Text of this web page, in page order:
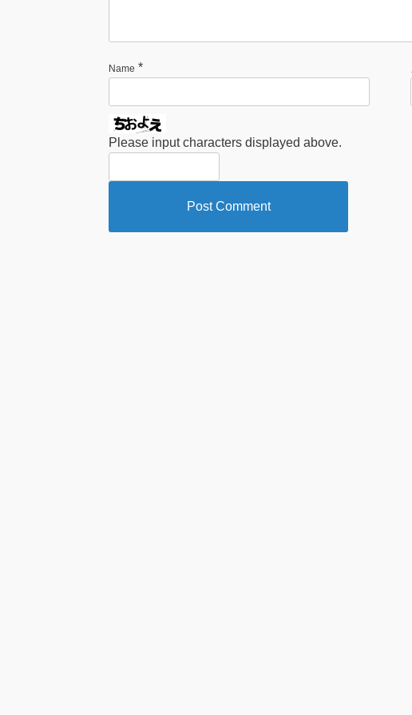
Name *
Please input characters displayed above.